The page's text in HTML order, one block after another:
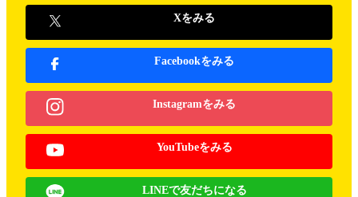
Xをみる
Facebookをみる
Instagramをみる
YouTubeをみる
LINEで友だちになる